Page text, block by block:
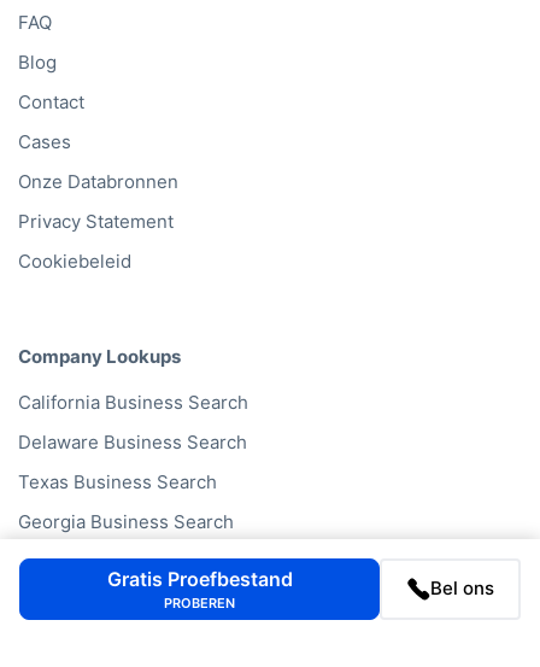
FAQ
Blog
Contact
Cases
Onze Databronnen
Privacy Statement
Cookiebeleid
Company Lookups
California Business Search
Delaware Business Search
Texas Business Search
Georgia Business Search
IllinoisBusiness Search
Business Search
Gratis Proefbestand
PROBEREN
Bel ons